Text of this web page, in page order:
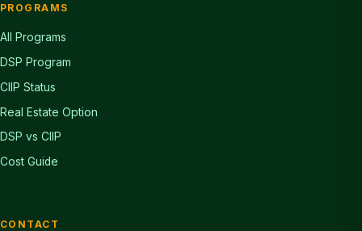
PROGRAMS
All Programs
DSP Program
CIIP Status
Real Estate Option
DSP vs CIIP
Cost Guide
CONTACT